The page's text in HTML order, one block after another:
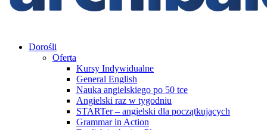
Dorośli
Oferta
Kursy Indywidualne
General English
Nauka angielskiego po 50 tce
Angielski raz w tygodniu
STARTer – angielski dla początkujących
Grammar in Action